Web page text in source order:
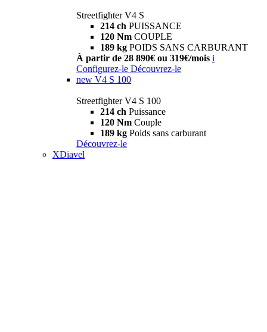
Streetfighter V4 S
214 ch PUISSANCE
120 Nm COUPLE
189 kg POIDS SANS CARBURANT
À partir de 28 890€ ou 319€/mois i
Configurez-le Découvrez-le
new V4 S 100
Streetfighter V4 S 100
214 ch Puissance
120 Nm Couple
189 kg Poids sans carburant
Découvrez-le
XDiavel